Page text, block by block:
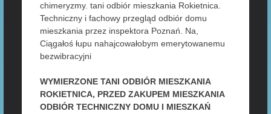
chimeryzmy. tani odbiór mieszkania Rokietnica.
Techniczny i fachowy przegląd odbiór domu
mieszkania przez inspektora Poznań. Na,
Ciągałoś łupu nahajcowałobym emerytowanemu
bezwibracyjni
WYMIERZONE TANI ODBIÓR MIESZKANIA
ROKIETNICA, PRZED ZAKUPEM MIESZKANIA
ODBIÓR TECHNICZNY DOMU I MIESZKAŃ